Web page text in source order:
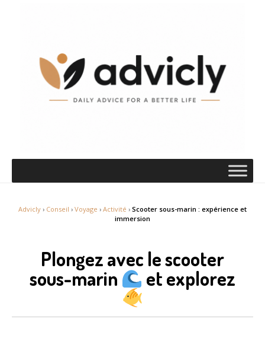
Advicly › Conseil › Voyage › Activité › Scooter sous-marin : expérience et
immersion
Plongez avec le scooter
sous-marin
et explorez